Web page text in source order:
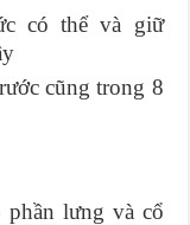
có thể và giữ
cũng trong 8
phần lưng và cổ